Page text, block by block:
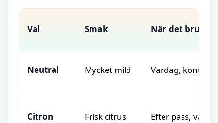
Val Smak När det brukar
Neutral Mycket mild Vardag, kontor,
Citron Frisk citrus Efter pass,